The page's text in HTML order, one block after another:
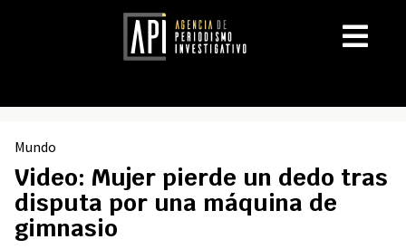
Mundo
Video: Mujer pierde un dedo tras
disputa por una máquina de
gimnasio